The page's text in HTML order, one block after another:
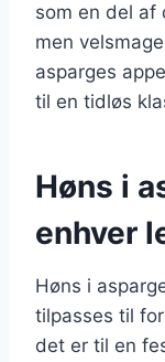
som en del af
men
asparges
til en tidløs
Høns i
enhver
Høns i
tilpasses til
det er til en